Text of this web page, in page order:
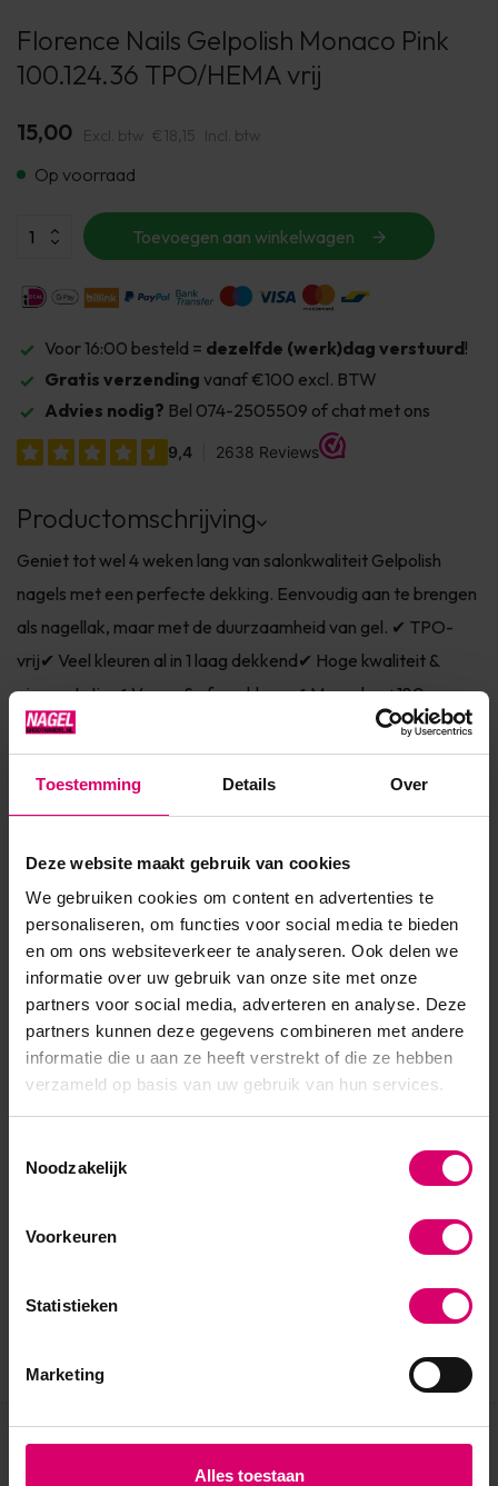
Toestemming Details Over
Deze website maakt gebruik van cookies
We gebruiken cookies om content en advertenties te
personaliseren, om functies voor social media te bieden
en om ons websiteverkeer te analyseren. Ook delen we
informatie over uw gebruik van onze site met onze
partners voor social media, adverteren en analyse. Deze
partners kunnen deze gegevens combineren met andere
informatie die u aan ze heeft verstrekt of die ze hebben
verzameld op basis van uw gebruik van hun services.
Noodzakelijk
Voorkeuren
Statistieken
Marketing
Alles toestaan
Florence Nails Gelpolish Monaco Pink
100.124.36 TPO/HEMA vrij
15,00 Excl. btw €18,15 Incl. btw
Op voorraad
Toevoegen aan winkelwagen
Voor 16:00 besteld = dezelfde (werk)dag verstuurd!
Gratis verzending vanaf €100 excl. BTW
Advies nodig? Bel 074-2505509 of chat met ons
Productomschrijving
Geniet tot wel 4 weken lang van salonkwaliteit Gelpolish
nagels met een perfecte dekking. Eenvoudig aan te brengen
als nagellak, maar met de duurzaamheid van gel. ✔ TPO-
vrij✔ Veel kleuren al in 1 laag dekkend✔ Hoge kwaliteit &
pigmentatie ✔ Vegan & afweekbaar✔ Meer dan +180
kleuren & effecten✔ Kies hier jouw topcoats voor d...
Toon meer
Artikelnummer 47654
SKU 601116
Eerder bekeken